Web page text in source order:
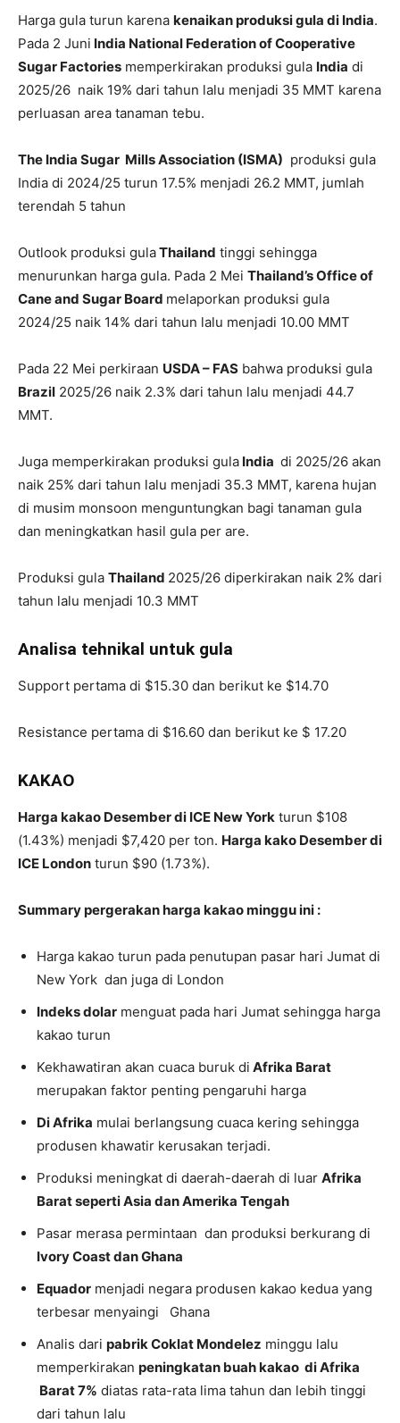
Harga gula turun karena kenaikan produksi gula di India.
Pada 2 Juni India National Federation of Cooperative
Sugar Factories memperkirakan produksi gula India di
2025/26 naik 19% dari tahun lalu menjadi 35 MMT karena
perluasan area tanaman tebu.
The India Sugar Mills Association (ISMA) produksi gula
India di 2024/25 turun 17.5% menjadi 26.2 MMT, jumlah
terendah 5 tahun
Outlook produksi gulaThailand tinggi sehingga
menurunkan harga gula. Pada 2 Mei Thailand’s Office of
Cane and Sugar Board melaporkan produksi gula
2024/25 naik 14% dari tahun lalu menjadi 10.00 MMT
Pada 22 Mei perkiraan USDA – FAS bahwa produksi gula
Brazil 2025/26 naik 2.3% dari tahun lalu menjadi 44.7
MMT.
Juga memperkirakan produksi gula India di 2025/26 akan
naik 25% dari tahun lalu menjadi 35.3 MMT, karena hujan
di musim monsoon menguntungkan bagi tanaman gula
dan meningkatkan hasil gula per are.
Produksi gula Thailand 2025/26 diperkirakan naik 2% dari
tahun lalu menjadi 10.3 MMT
Analisa tehnikal untuk gula
Support pertama di $15.30 dan berikut ke $14.70
Resistance pertama di $16.60 dan berikut ke $ 17.20
KAKAO
Harga kakao Desember di ICE New York turun $108
(1.43%) menjadi $7,420 per ton. Harga kako Desember di
ICE London turun $90 (1.73%).
Summary pergerakan harga kakao minggu ini :
Harga kakao turun pada penutupan pasar hari Jumat di
New York dan juga di London
Indeks dolar menguat pada hari Jumat sehingga harga
kakao turun
Kekhawatiran akan cuaca buruk di Afrika Barat
merupakan faktor penting pengaruhi harga
Di Afrika mulai berlangsung cuaca kering sehingga
produsen khawatir kerusakan terjadi.
Produksi meningkat di daerah-daerah di luar Afrika
Barat seperti Asia dan Amerika Tengah
Pasar merasa permintaan dan produksi berkurang di
Ivory Coast dan Ghana
Equador menjadi negara produsen kakao kedua yang
terbesar menyaingi Ghana
Analis dari pabrik Coklat Mondelez minggu lalu
memperkirakan peningkatan buah kakao di Afrika
Barat 7% diatas rata-rata lima tahun dan lebih tinggi
dari tahun lalu